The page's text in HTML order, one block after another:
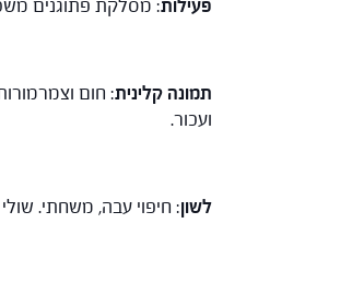
פעילות: מסלקת פתוגנים
תמונה קלינית: חום
ועכור.
לשון: חיפוי עבה, משחתי.